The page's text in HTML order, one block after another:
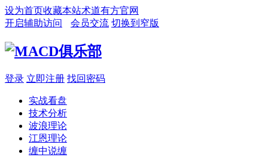
设为首页收藏本站术道有方官网
开启辅助访问
会员交流 切换到窄版
登录 立即注册 找回密码
实战看盘
技术分析
波浪理论
江恩理论
缠中说缠